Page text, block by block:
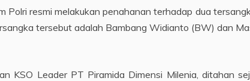
Polri resmi melakukan penahanan terhadap dua
tersebut adalah Bambang Widianto (BW) dan
KSO Leader PT Piramida Dimensi Milenia, ditahan